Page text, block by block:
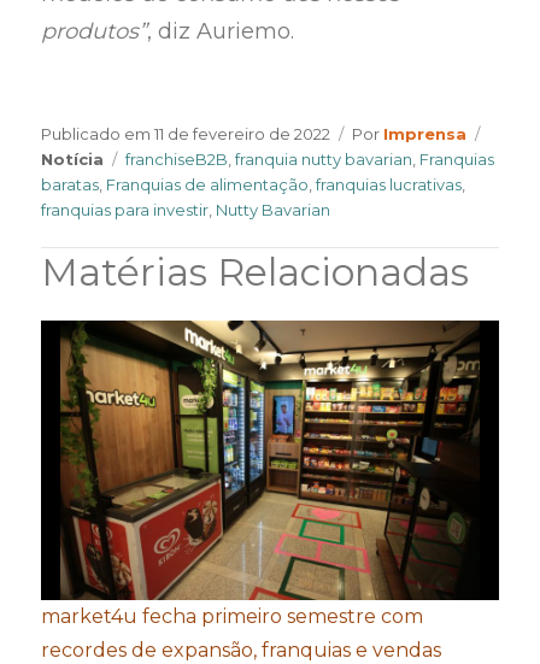
produtos”, diz Auriemo.
Publicado em11 de fevereiro de 2022 Por Author
Imprensa
Notícia
Tags
franchiseB2B,franquia nutty bavarian, Franquias
baratas, Franquias de alimentação,franquias lucrativas,
franquias para investir, Nutty Bavarian
Matérias Relacionadas
market4u fecha primeiro semestre com
recordes de expansão, franquias e vendas